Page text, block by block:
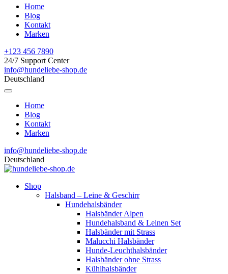
Home
Blog
Kontakt
Marken
+123 456 7890
24/7 Support Center
info@hundeliebe-shop.de
Deutschland
Home
Blog
Kontakt
Marken
info@hundeliebe-shop.de
Deutschland
Shop
Halsband – Leine & Geschirr
Hundehalsbänder
Halsbänder Alpen
Hundehalsband & Leinen Set
Halsbänder mit Strass
Malucchi Halsbänder
Hunde-Leuchthalsbänder
Halsbänder ohne Strass
Kühlhalsbänder